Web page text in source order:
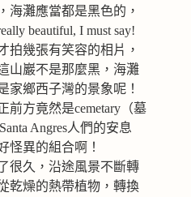
海灘應當都是黑色的，
beautiful, I must say!
拍幾張有笑容的相片，
山巖不是那麼黑，海灘
家鄉西子灣的景象呢！
前方竟然是cemetary（墓
Angres人們的安息
怪異的組合啊！
很久，沿途風景不斷轉
乾燥的熱帶植物，轉換